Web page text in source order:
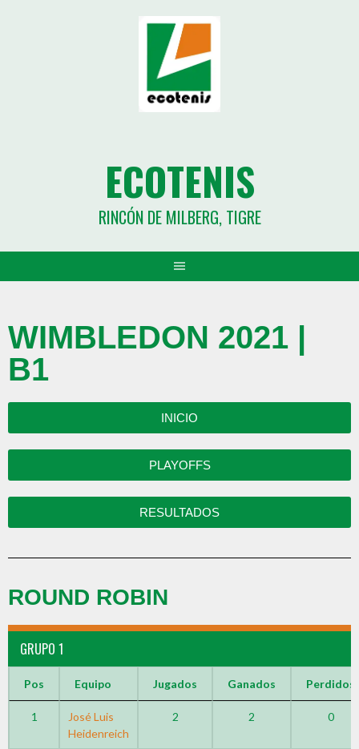
ECOTENIS
RINCÓN DE MILBERG, TIGRE
WIMBLEDON 2021 |
B1
INICIO
PLAYOFFS
RESULTADOS
ROUND ROBIN
GRUPO 1
Pos Equipo Jugados Ganados Perdidos
1
José Luis
Heidenreich
2 2 0